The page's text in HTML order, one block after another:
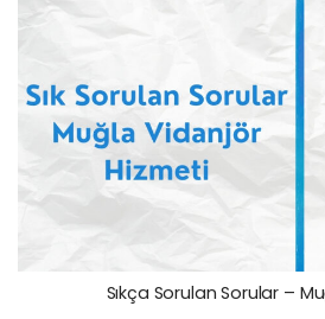
Sıkça Sorulan Sorular –